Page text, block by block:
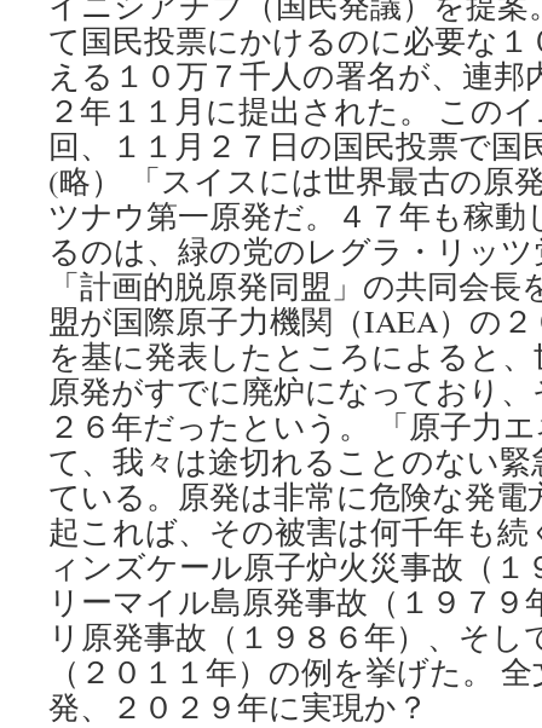
て国民投票にかけるのに必要な
える１０万７千人の署名が、連邦
２年１１月に提出された。 この
回、１１月２７日の国民投票で国
(略） 「スイスには世界最古の原
ツナウ第一原発だ。４７年も稼
るのは、緑の党のレグラ・リッ
「計画的脱原発同盟」の共同会
盟が国際原子力機関（IAEA）の
を基に発表したところによると
原発がすでに廃炉になっており
２６年だったという。 「原子力
て、我々は途切れることのない
ている。原発は非常に危険な発電
起これば、その被害は何千年も
ィンズケール原子炉火災事故（１
リーマイル島原発事故（１９７
リ原発事故（１９８６年）、そし
（２０１１年）の例を挙げた。
発、２０２９年に実現か？